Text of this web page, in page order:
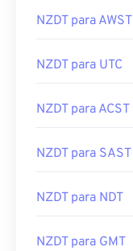
NZDT para AWST
NZDT para UTC
NZDT para ACST
NZDT para SAST
NZDT para NDT
NZDT para GMT